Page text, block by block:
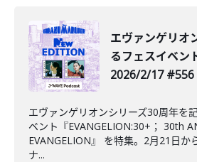
エヴァンゲリオ
るフェスイベン
2026/2/17 #556
エヴァンゲリオンシリーズ30周年を
ベント『EVANGELION:30+； 30th
EVANGELION』 を特集。2月21日か
ナ...